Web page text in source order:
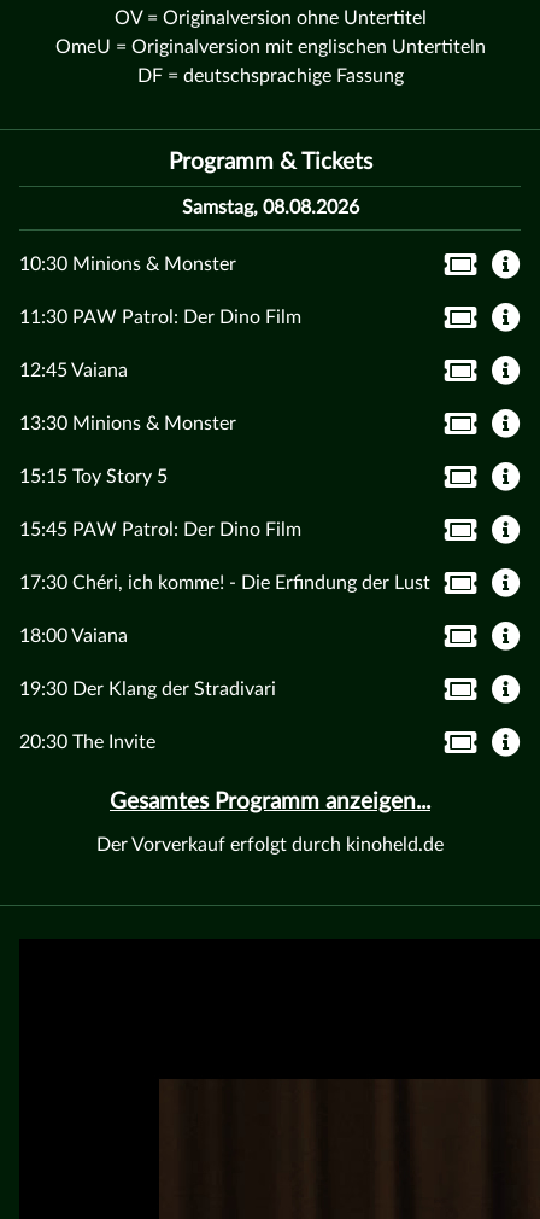
OV = Originalversion ohne Untertitel
OmeU = Originalversion mit englischen Untertiteln
DF = deutschsprachige Fassung
Programm & Tickets
Samstag, 08.08.2026
10:30 Minions & Monster
11:30 PAW Patrol: Der Dino Film
12:45 Vaiana
13:30 Minions & Monster
15:15 Toy Story 5
15:45 PAW Patrol: Der Dino Film
17:30 Chéri, ich komme! - Die Erfindung der Lust
18:00 Vaiana
19:30 Der Klang der Stradivari
20:30 The Invite
Gesamtes Programm anzeigen...
Der Vorverkauf erfolgt durch kinoheld.de